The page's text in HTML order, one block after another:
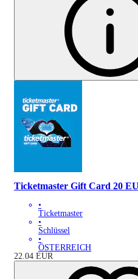
Ticketmaster Gift Card 20
•
Ticketmaster
•
Schlüssel
•
ÖSTERREICH
22.04 EUR